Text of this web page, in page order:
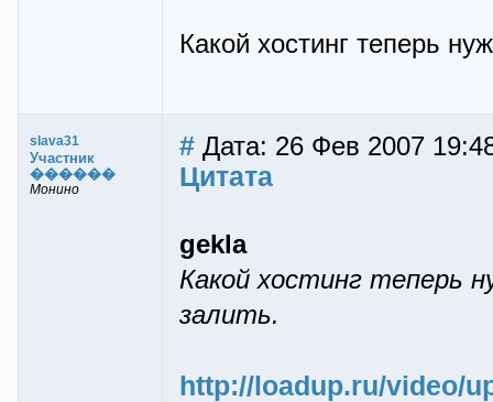
Какой хостинг теперь
slava31
Участник
������
Монино
# Дата: 26 Фев 2007
Цитата
gekla
Какой хостинг теперь
залить.
http://loadup.ru/video/